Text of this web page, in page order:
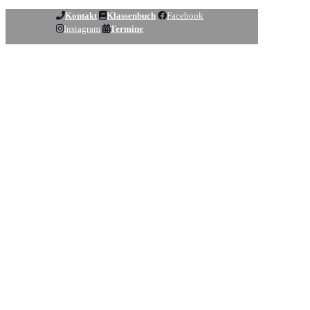
Kontakt Klassenbuch
Facebook
Instagram
Termine